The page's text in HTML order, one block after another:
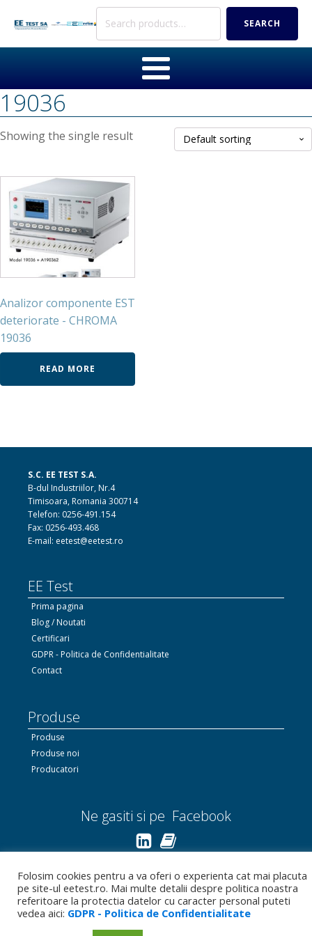
Search
SEARCH
19036
Showing the single result
Analizor componente EST
deteriorate - CHROMA
19036
READ MORE
S.C. EE TEST S.A.
B-dul Industriilor, Nr.4
Timisoara, Romania 300714
Telefon: 0256-491.154
Fax: 0256-493.468
E-mail: eetest@eetest.ro
EE Test
Prima pagina
Blog / Noutati
Certificari
GDPR - Politica de Confidentialitate
Contact
Produse
Produse
Produse noi
Producatori
Ne gasiti si pe Facebook
Linkedin.com
Bizoo.ro
Folosim cookies pentru a va oferi o experienta cat mai placuta
pe site-ul eetest.ro. Mai multe detalii despre politica noastra
referitoare la protectia datelor cu caracter personal puteti
vedea aici: GDPR - Politica de Confidentialitate